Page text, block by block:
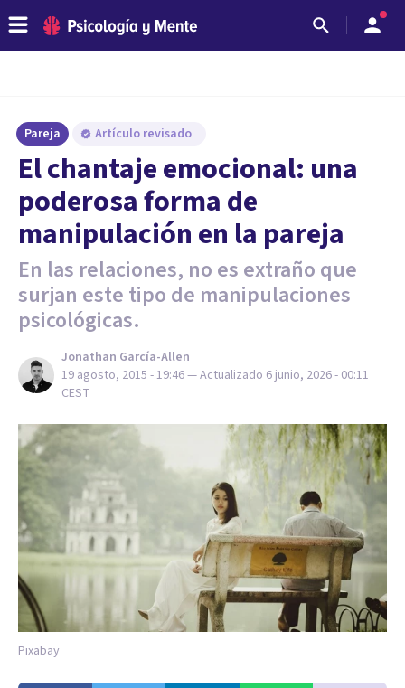
Pareja Artículo revisado
​El chantaje emocional: una
poderosa forma de
manipulación en la pareja
En las relaciones, no es extraño que
surjan este tipo de manipulaciones
psicológicas.
Jonathan García-Allen
19 agosto, 2015 - 19:46— Actualizado 6 junio, 2026 - 00:11
CEST
Pixabay